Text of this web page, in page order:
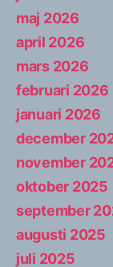
maj 2026
april 2026
mars 2026
februari 2026
januari 2026
december
november
oktober 2025
september
augusti 2025
juli 2025